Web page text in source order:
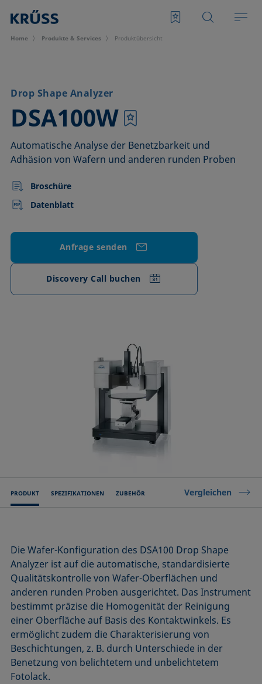
Home Produkte & Services Produktübersicht
Drop Shape Analyzer
DSA100W
–
Automatische Analyse der Benetzbarkeit und
Adhäsion von Wafern und anderen runden Proben
Broschüre
Datenblatt
Anfrage senden
Discovery Call buchen
PRODUKT SPEZIFIKATIONEN ZUBEHÖR Vergleichen
Die Wafer-Konfiguration des DSA100 Drop Shape
Analyzer ist auf die automatische, standardisierte
Qualitätskontrolle von Wafer-Oberflächen und
anderen runden Proben ausgerichtet. Das Instrument
bestimmt präzise die Homogenität der Reinigung
einer Oberfläche auf Basis des Kontaktwinkels. Es
ermöglicht zudem die Charakterisierung von
Beschichtungen, z. B. durch Unterschiede in der
Benetzung von belichtetem und unbelichtetem
Fotolack.